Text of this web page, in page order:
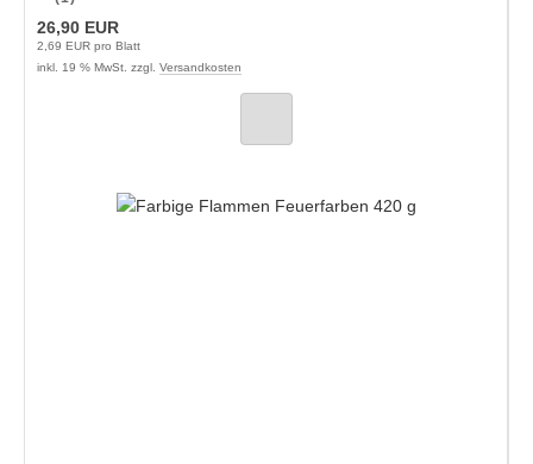
26,90 EUR
2,69 EUR pro Blatt
inkl. 19 % MwSt. zzgl. Versandkosten